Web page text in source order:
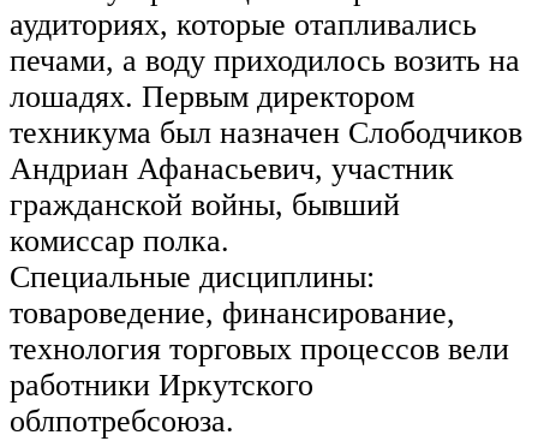
аудиториях, которые отапливались
печами, а воду приходилось возить на
лошадях. Первым директором
техникума был назначен Слободчиков
Андриан Афанасьевич, участник
гражданской войны, бывший
комиссар полка.
Специальные дисциплины:
товароведение, финансирование,
технология торговых процессов вели
работники Иркутского
облпотребсоюза.